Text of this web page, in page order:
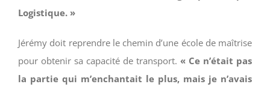
Logistique. »
Jérémy doit reprendre le chemin d’une école de maîtrise
pour obtenir sa capacité de transport. « Ce n’était pas
la partie qui m’enchantait le plus, mais je n’avais